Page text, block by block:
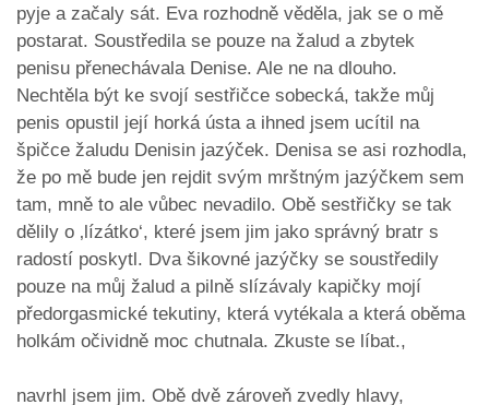
pyje a začaly sát. Eva rozhodně věděla, jak se o mě
postarat. Soustředila se pouze na žalud a zbytek
penisu přenechávala Denise. Ale ne na dlouho.
Nechtěla být ke svojí sestřičce sobecká, takže můj
penis opustil její horká ústa a ihned jsem ucítil na
špičce žaludu Denisin jazýček. Denisa se asi rozhodla,
že po mě bude jen rejdit svým mrštným jazýčkem sem
tam, mně to ale vůbec nevadilo. Obě sestřičky se tak
dělily o ‚lízátko‘, které jsem jim jako správný bratr s
radostí poskytl. Dva šikovné jazýčky se soustředily
pouze na můj žalud a pilně slízávaly kapičky mojí
předorgasmické tekutiny, která vytékala a která oběma
holkám očividně moc chutnala. Zkuste se líbat.,
navrhl jsem jim. Obě dvě zároveň zvedly hlavy,